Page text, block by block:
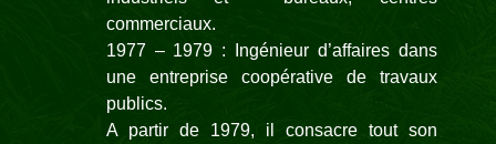
commerciaux.
1977 – 1979 : Ingénieur d’affaires dans
une entreprise coopérative de travaux
publics.
A partir de 1979, il consacre tout son